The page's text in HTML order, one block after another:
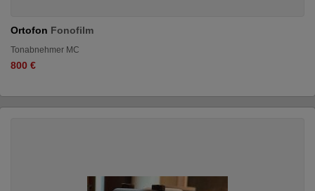
Ortofon Fonofilm
Tonabnehmer MC
800 €